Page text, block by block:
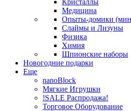
Кристаллы
Медицина
Опыты-домики
Слаймы и Лизуны
Физика
Химия
Шпионские наборы
Новогодние подарки
Еще
nanoBlock
Мягкие Игрушки
!SALE Распродажа!
Торговое Оборудование